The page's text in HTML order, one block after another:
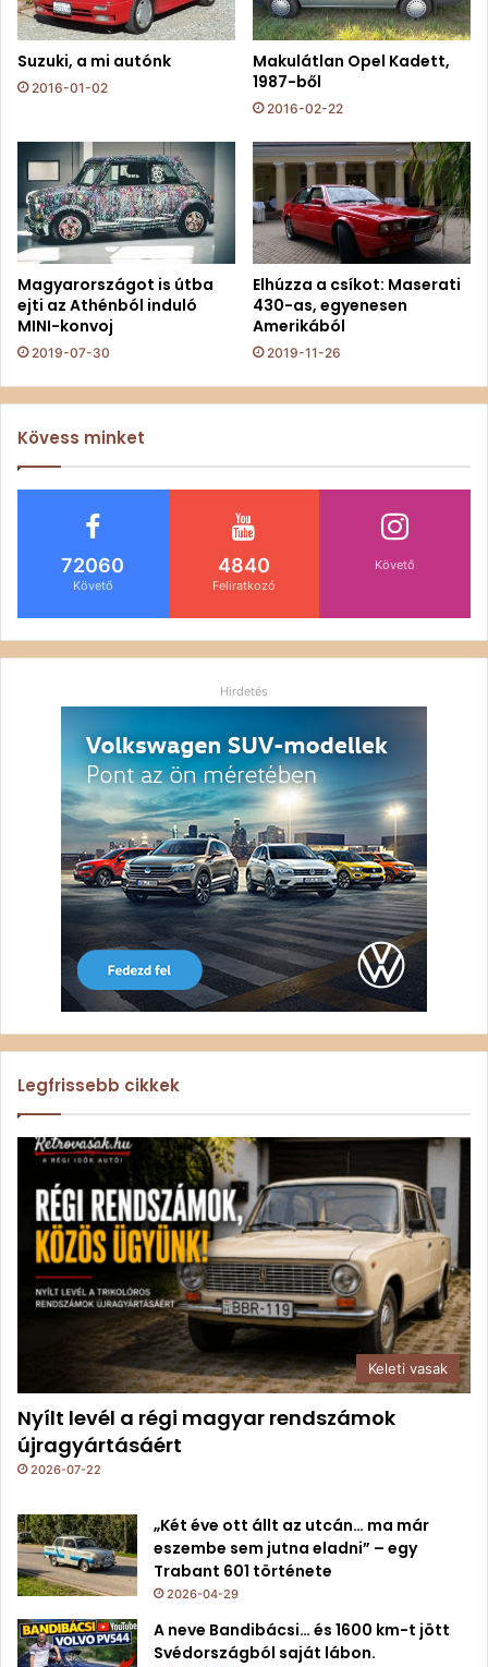
Suzuki, a mi autónk
2016-01-02
Makulátlan Opel Kadett,
1987-ből
2016-02-22
Magyarországot is útba
ejti az Athénból induló
MINI-konvoj
2019-07-30
Elhúzza a csíkot: Maserati
430-as, egyenesen
Amerikából
2019-11-26
Kövess minket
72060
Követő
4840
Feliratkozó
Követő
Hirdetés
Legfrissebb cikkek
Keleti vasak
Nyílt levél a régi magyar rendszámok
újragyártásáért
2026-07-22
„Két éve ott állt az utcán… ma már
eszembe sem jutna eladni” – egy
Trabant 601 története
2026-04-29
A neve Bandibácsi… és 1600 km-t jött
Svédországból saját lábon.